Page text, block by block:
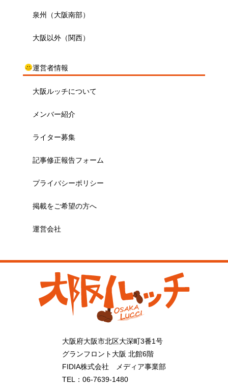
泉州（大阪南部）
大阪以外（関西）
運営者情報
大阪ルッチについて
メンバー紹介
ライター募集
記事修正報告フォーム
プライバシーポリシー
掲載をご希望の方へ
運営会社
大阪府大阪市北区大深町3番1号
グランフロント大阪 北館6階
FIDIA株式会社 メディア事業部
TEL：06-7639-1480